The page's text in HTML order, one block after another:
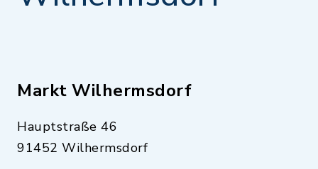
Markt Wilhermsdorf
Hauptstraße 46
91452 Wilhermsdorf